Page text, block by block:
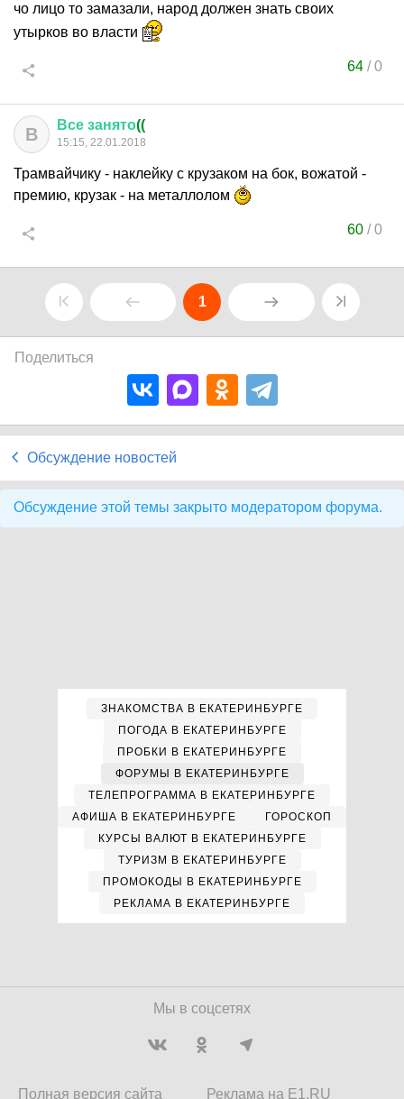
чо лицо то замазали, народ должен знать своих
утырков во власти
64 /0
В Все занято((
15:15, 22.01.2018
Трамвайчику - наклейку с крузаком на бок, вожатой -
премию, крузак - на металлолом
60 /0
1
Поделиться
Обсуждение новостей
Обсуждение этой темы закрыто модератором форума.
ЗНАКОМСТВА В ЕКАТЕРИНБУРГЕ
ПОГОДА В ЕКАТЕРИНБУРГЕ
ПРОБКИ В ЕКАТЕРИНБУРГЕ
ФОРУМЫ В ЕКАТЕРИНБУРГЕ
ТЕЛЕПРОГРАММА В ЕКАТЕРИНБУРГЕ
АФИША В ЕКАТЕРИНБУРГЕ
ГОРОСКОП
КУРСЫ ВАЛЮТ В ЕКАТЕРИНБУРГЕ
ТУРИЗМ В ЕКАТЕРИНБУРГЕ
ПРОМОКОДЫ В ЕКАТЕРИНБУРГЕ
РЕКЛАМА В ЕКАТЕРИНБУРГЕ
Мы в соцсетях
Полная версия сайта Реклама на E1.RU